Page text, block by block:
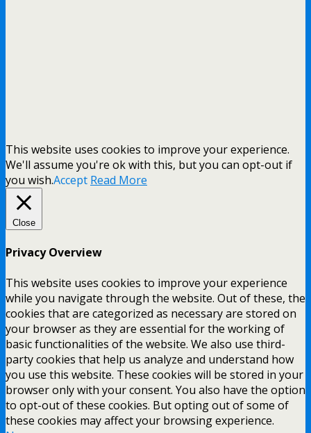
This website uses cookies to improve your experience.
We'll assume you're ok with this, but you can opt-out if
you wish.Accept Read More
Close
Privacy Overview
This website uses cookies to improve your experience
while you navigate through the website. Out of these, the
cookies that are categorized as necessary are stored on
your browser as they are essential for the working of
basic functionalities of the website. We also use third-
party cookies that help us analyze and understand how
you use this website. These cookies will be stored in your
browser only with your consent. You also have the option
to opt-out of these cookies. But opting out of some of
these cookies may affect your browsing experience.